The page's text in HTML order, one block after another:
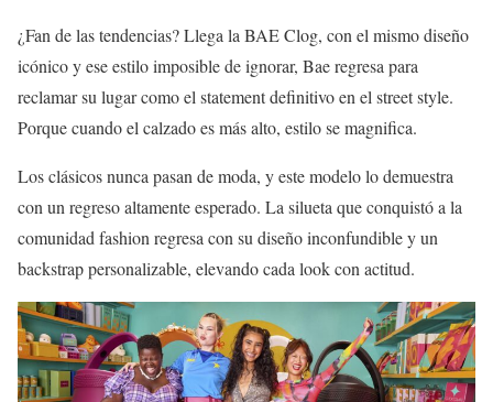
¿Fan de las tendencias? Llega la BAE Clog, con el mismo diseño
icónico y ese estilo imposible de ignorar, Bae regresa para
reclamar su lugar como el statement definitivo en el street style.
Porque cuando el calzado es más alto, estilo se magnifica.
Los clásicos nunca pasan de moda, y este modelo lo demuestra
con un regreso altamente esperado. La silueta que conquistó a la
comunidad fashion regresa con su diseño inconfundible y un
backstrap personalizable, elevando cada look con actitud.